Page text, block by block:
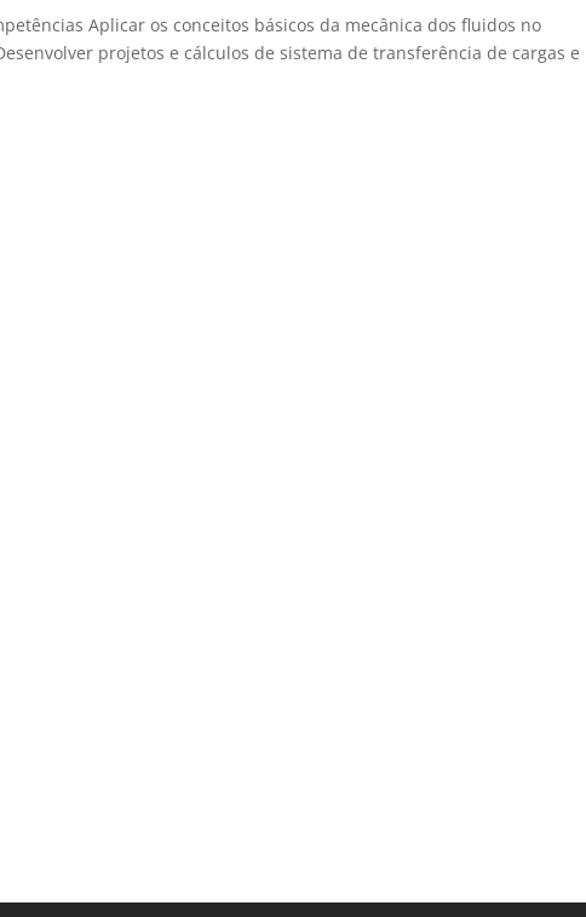
Aplicar os conceitos básicos da mecânica dos fluidos no
projetos e cálculos de sistema de transferência de cargas e